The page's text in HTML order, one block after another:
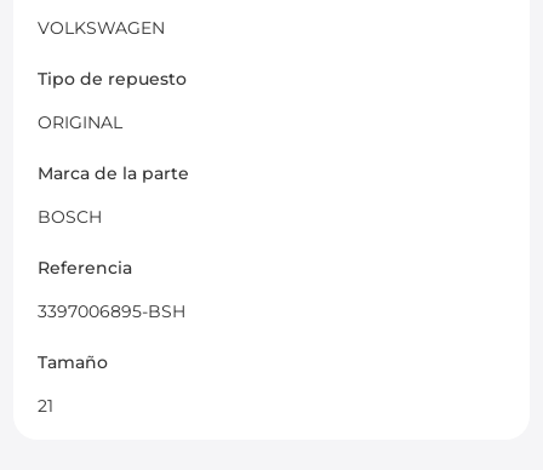
VOLKSWAGEN
Tipo de repuesto
ORIGINAL
Marca de la parte
BOSCH
Referencia
3397006895-BSH
Tamaño
21